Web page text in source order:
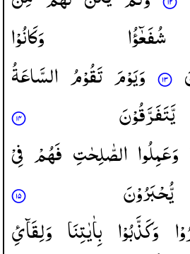
شُفَعٰٓؤُا
وَكَانُوْا
وَیَوْمَ تَقُوْمُ السَّاعَةُ
یَّتَفَرَّقُوْنَ
وَعَمِلُوا الصّٰلِحٰتِ فَهُمْ فِیْ
یُّحْبَرُوْنَ
وَكَذَّبُوْا بِاٰیٰتِنَا وَلِقَآئِ